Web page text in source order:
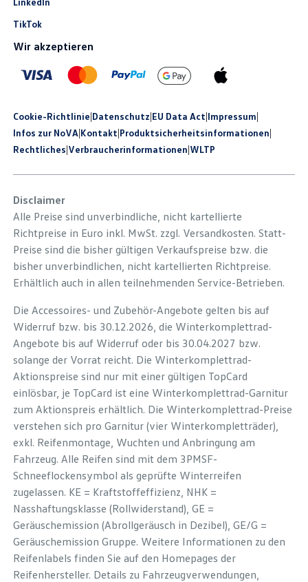
TikTok
Wir akzeptieren
Cookie-Richtlinie|Datenschutz|EU Data Act|Impressum|
Infos zur NoVA|Kontakt|Produkt­sicherheits­informationen|
Rechtliches|Verbraucherinformationen|WLTP
Disclaimer
Alle Preise sind unverbindliche, nicht kartellierte
Richtpreise in Euro inkl. MwSt. zzgl. Versandkosten. Statt-
Preise sind die bisher gültigen Verkaufspreise bzw. die
bisher unverbindlichen, nicht kartellierten Richtpreise.
Erhältlich auch in allen teilnehmenden Service-Betrieben.
Die Accessoires- und Zubehör-Angebote gelten bis auf
Widerruf bzw. bis 30.12.2026, die Winterkomplettrad-
Angebote bis auf Widerruf oder bis 30.04.2027 bzw.
solange der Vorrat reicht. Die Winterkomplettrad-
Aktionspreise sind nur mit einer gültigen TopCard
einlösbar, je TopCard ist eine Winterkomplettrad-Garnitur
zum Aktionspreis erhältlich. Die Winterkomplettrad-Preise
verstehen sich pro Garnitur (vier Winterkompletträder),
exkl. Reifenmontage, Wuchten und Anbringung am
Fahrzeug. Alle Reifen sind mit dem 3PMSF-
Schneeflockensymbol als geprüfte Winterreifen
zugelassen. KE = Kraftstoffeffizienz, NHK =
Nasshaftungsklasse (Rollwiderstand), GE =
Geräuschemission (Abrollgeräusch in Dezibel), GE/G =
Geräuschemission Gruppe. Weitere Informationen zu den
Reifenlabels finden Sie auf den Homepages der
Reifenhersteller. Details zu Fahrzeugverwendungen,